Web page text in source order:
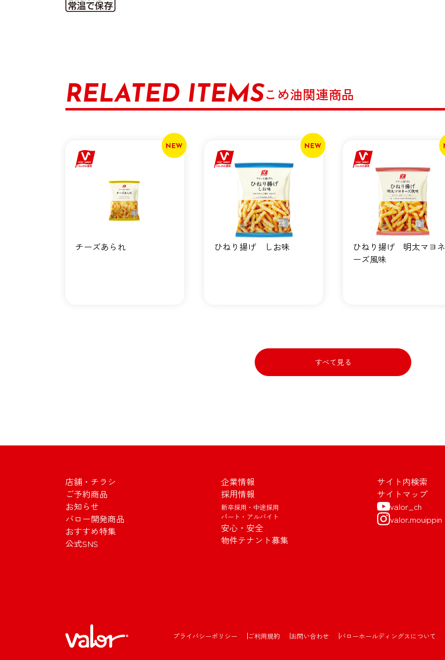
RELATED ITEMSこめ油関連商品
チーズあられ ひねり揚げ しお味
ひねり揚げ 明太マヨネ
ーズ風味
すべて見る
店舗・チラシ
ご予約商品
お知らせ
バロー開発商品
おすすめ特集
公式SNS
企業情報
採用情報
新卒採用・中途採用
パート・アルバイト
安心・安全
物件テナント募集
サイト内検索
サイトマップ
valor_ch
valor.mouippin
プライバシーポリシー ご利用規約 お問い合わせ バローホールディングスについて